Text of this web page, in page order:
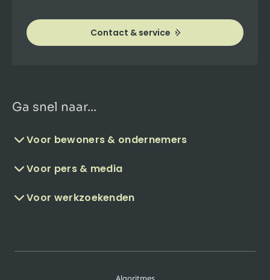
Contact & service
Ga snel naar...
Voor bewoners & ondernemers
Voor pers & media
Voor werkzoekenden